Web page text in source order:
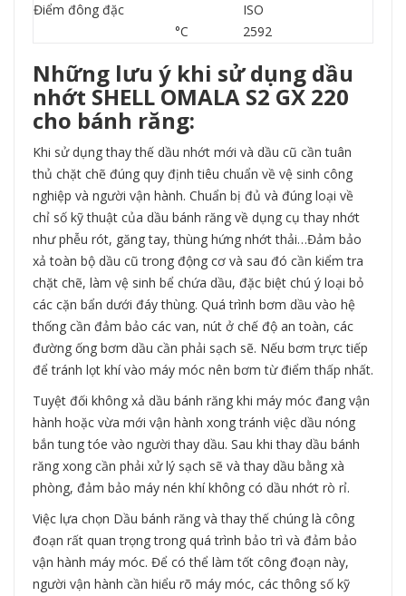
Điểm đông đặc
°C
ISO
2592
Những lưu ý khi sử dụng dầu
nhớt SHELL OMALA S2 GX 220
cho bánh răng:
Khi sử dụng thay thế dầu nhớt mới và dầu cũ cần tuân
thủ chặt chẽ đúng quy định tiêu chuẩn về vệ sinh công
nghiệp và người vận hành. Chuẩn bị đủ và đúng loại về
chỉ số kỹ thuật của dầu bánh răng về dụng cụ thay nhớt
như phễu rót, găng tay, thùng hứng nhớt thải…Đảm bảo
xả toàn bộ dầu cũ trong động cơ và sau đó cần kiểm tra
chặt chẽ, làm vệ sinh bể chứa dầu, đặc biệt chú ý loại bỏ
các cặn bẩn dưới đáy thùng. Quá trình bơm dầu vào hệ
thống cần đảm bảo các van, nút ở chế độ an toàn, các
đường ống bơm dầu cần phải sạch sẽ. Nếu bơm trực tiếp
để tránh lọt khí vào máy móc nên bơm từ điểm thấp nhất.
Tuyệt đối không xả dầu bánh răng khi máy móc đang vận
hành hoặc vừa mới vận hành xong tránh việc dầu nóng
bắn tung tóe vào người thay dầu. Sau khi thay dầu bánh
răng xong cần phải xử lý sạch sẽ và thay dầu bằng xà
phòng, đảm bảo máy nén khí không có dầu nhớt rò rỉ.
Việc lựa chọn Dầu bánh răng và thay thế chúng là công
đoạn rất quan trọng trong quá trình bảo trì và đảm bảo
vận hành máy móc. Để có thể làm tốt công đoạn này,
người vận hành cần hiểu rõ máy móc, các thông số kỹ